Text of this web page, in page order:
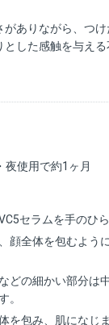
がありながら、つ
とした感触を与え
使用で約1ヶ月
セラムを手のひら
顔全体を包むよう
どの細かい部分は
。
を包み、肌になじ